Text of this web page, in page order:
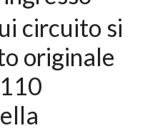
circuito si
originale